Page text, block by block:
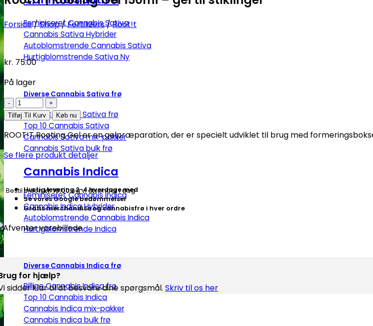
Feminiseret Cannabis Sativa
Cannabis Sativa Hybrider
Autoblomstrende Cannabis Sativa
Hurtigblomstrende Sativa
Diverse Cannabis Sativa frø
Billige Cannabis Sativa frø
Top 10 Cannabis Sativa
Cannabis Sativa mix-pakker
Cannabis Sativa bulk frø
Cannabis Indica
Feminiseret Cannabis Indica
Cannabis Indica Hybrider
Autoblomstrende Cannabis Indica
Hurtigblomstrende Indica
Diverse Cannabis Indica frø
Billige Cannabis Indica frø
Top 10 Cannabis Indica
Cannabis Indica mix-pakker
Cannabis Indica bulk frø
Forside/Shop/Fertilizers/Root!t
kr. 75.00
På lager
Root!T
|
Rooting
Gel
150ml
gel
til
stiklinger
antal
Tilføj Til Kurv Køb nu
ROOT!T Rooting Gel er en gelpræparation, der er specielt udviklet til brug med
Se flere produkt detaljer
Bestil indenkl. 16.00og vi afsender i dag
Hurtig levering 2-4 hverdage med
Se vores Google bedømmelser
Gratis merchandise og cannabisfrø i hver ordre
for hjælp?
sidder klar til at besvare dine spørgsmål. Skriv til os her